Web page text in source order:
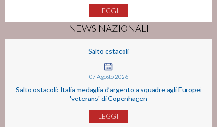
LEGGI
NEWS NAZIONALI
Salto ostacoli
07Agosto 2026
Salto ostacoli: Italia medaglia d’argento a squadre agli Europei
'veterans' di Copenhagen
LEGGI